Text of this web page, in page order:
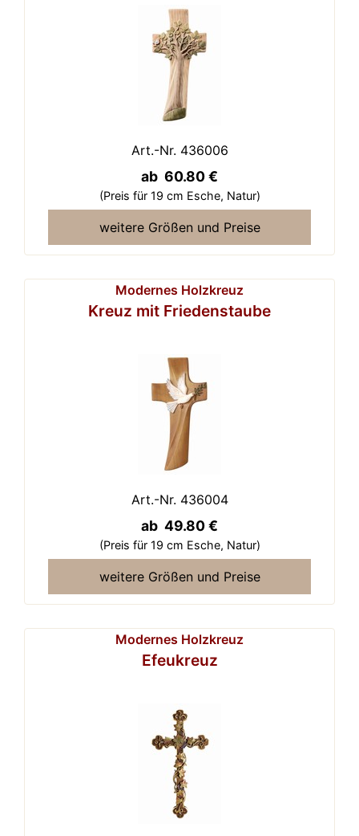
Art.-Nr. 436006
ab 60.80 €
(Preis für 19 cm Esche, Natur)
weitere Größen und Preise
Modernes Holzkreuz
Kreuz mit Friedenstaube
Art.-Nr. 436004
ab 49.80 €
(Preis für 19 cm Esche, Natur)
weitere Größen und Preise
Modernes Holzkreuz
Efeukreuz